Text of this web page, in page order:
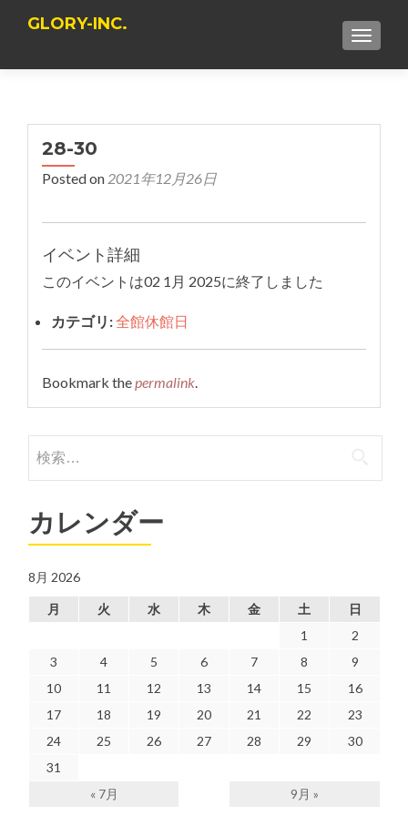
GLORY-INC.
28-30
Posted on 2021年12月26日
イベント詳細
このイベントは02 1月 2025に終了しました
カテゴリ:全館休館日
Bookmark thepermalink.
索:
カレンダー
8月 2026
月 火 水 木 金 土
日
1
2
3
4 5 6 7 8
9
10
11 12 13 14 15
16
17
18 19 20 21 22
23
24
25 26 27 28 29
30
31
« 7月
9月 »